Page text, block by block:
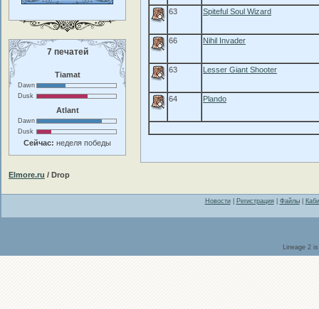
7 печатей
Tiamat
Dawn
Dusk
Atlant
Dawn
Dusk
Сейчас: неделя победы
63 Spiteful Soul Wizard
66 Nihil Invader
63 Lesser Giant Shooter
64 Plando
Elmore.ru / Drop
Новости| Регистрация| Файлы|
Lineage 2